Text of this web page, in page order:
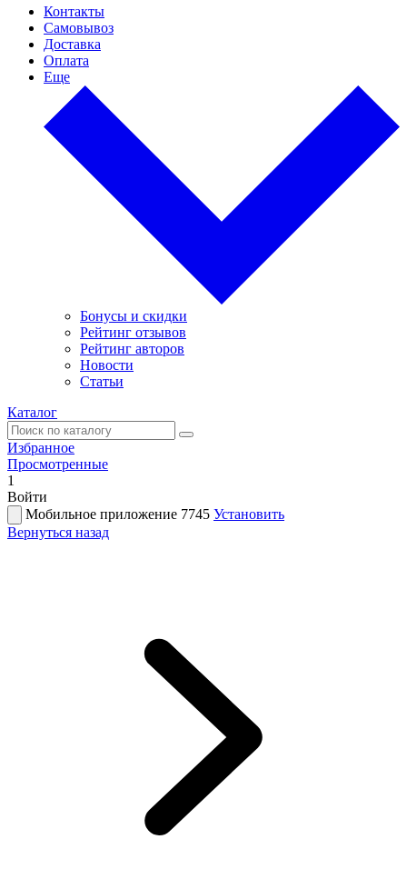
Контакты
Самовывоз
Доставка
Оплата
Еще
Бонусы и скидки
Рейтинг отзывов
Рейтинг авторов
Новости
Статьи
Каталог
Избранное
Просмотренные
1
Войти
Мобильное приложение 7745 Установить
Вернуться назад